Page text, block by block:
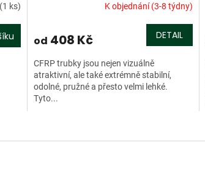
(1 ks) K objednání (3-8 týdny)
od 408 Kč DETAIL
CFRP trubky jsou nejen vizuálně
atraktivní, ale také extrémně stabilní,
odolné, pružné a přesto velmi lehké.
Tyto...
v